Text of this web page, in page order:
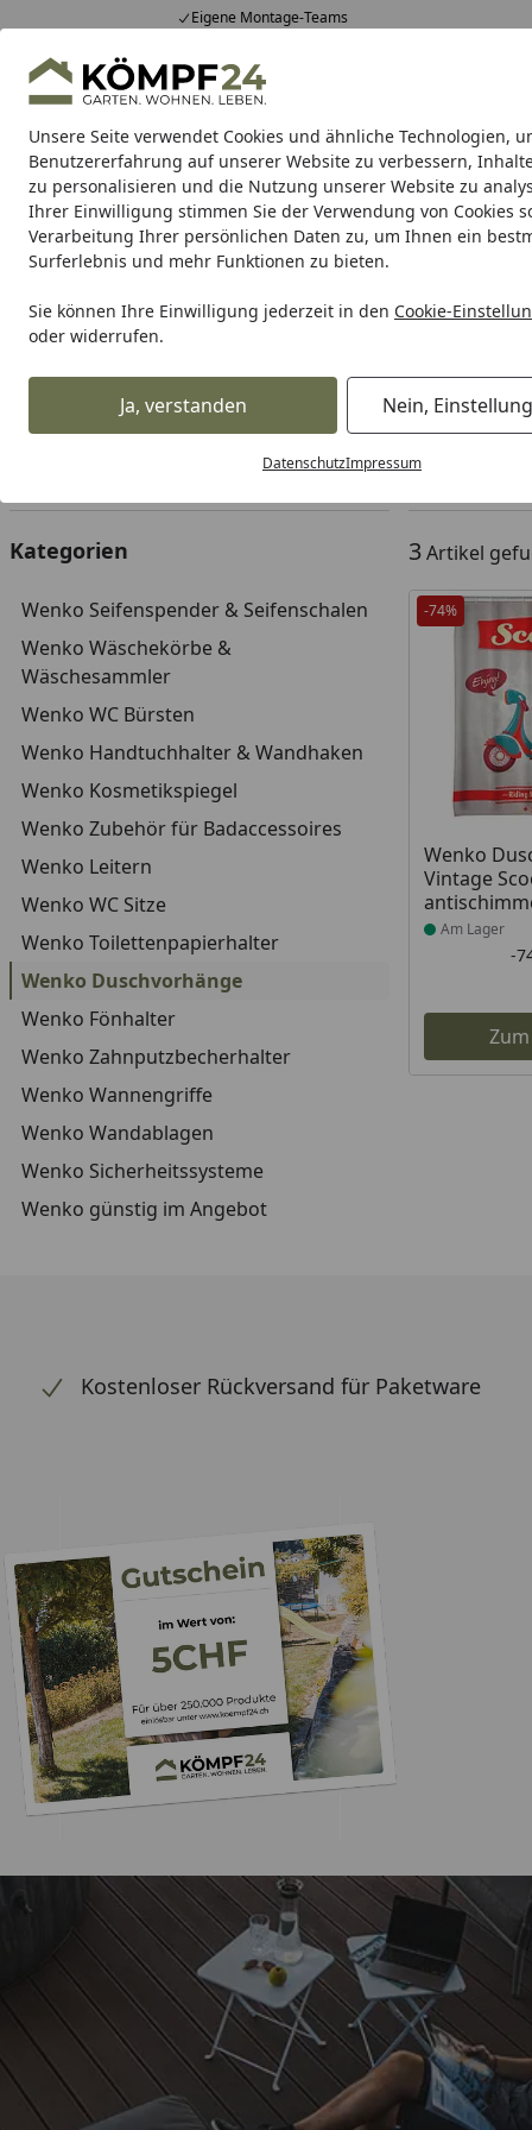
Unsere Seite verwendet Cookies und ähnliche Technologien,
Benutzererfahrung auf unserer Website zu verbessern,
zu personalisieren und die Nutzung unserer Website zu
Ihrer Einwilligung stimmen Sie der Verwendung von Cookies
Verarbeitung Ihrer persönlichen Daten zu, um Ihnen ein
Surferlebnis und mehr Funktionen zu bieten.
Sie können Ihre Einwilligung jederzeit in den Cookie-
oder widerrufen.
Ja, verstanden Nein,
DatenschutzImpressum
Eigene Montage-Teams
Hotline0 71 588 01 81
Mo-Fr. 8-16 Uhr 25.957 Bewertungen
Alle Produkte
Alle ProdukteHighlights Tipps & Tricks
Wenko Wenko Seifenspender & Seifenschalen
Startseite
Wenko Duschvorhänge
Ihre Artikelübersicht
Angebote Am Lager
Kategorien
Wenko Seifenspender & Seifenschalen
Wenko Wäschekörbe &
Wäschesammler
Wenko WC Bürsten
Wenko Handtuchhalter & Wandhaken
Wenko Kosmetikspiegel
Wenko Zubehör für Badaccessoires
Wenko Leitern
Wenko WC Sitze
Wenko Toilettenpapierhalter
Wenko Duschvorhänge
Wenko Fönhalter
Wenko Zahnputzbecherhalter
Wenko Wannengriffe
Wenko Wandablagen
Wenko Sicherheitssysteme
Wenko günstig im Angebot
3Artikel
-74%
Wenko
Vintage
Produkt
Am Lager
-
Kostenloser Rückversand für Paketware
Trusted Shops
4,81/ 5
25.957 Bewertungen
„- Retouren
umgehend